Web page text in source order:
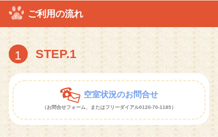
ご利用の流れ
1 STEP.1
空室状況のお問合せ
（お問合せフォーム、またはフリーダイアル0120-70-1185）